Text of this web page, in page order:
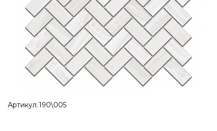
Артикул: 190\005